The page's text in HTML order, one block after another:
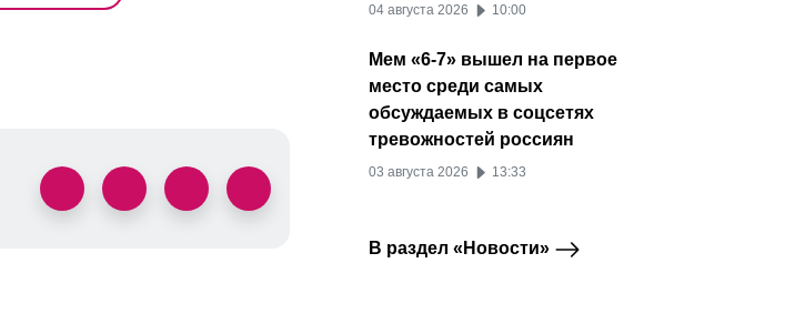
04 августа 2026 10:00
Мем «6-7» вышел на первое
место среди самых
обсуждаемых в соцсетях
тревожностей россиян
03 августа 2026 13:33
В раздел «Новости»